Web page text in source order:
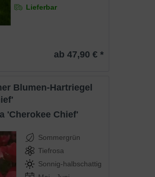
Lieferbar
ab 47,90 € *
'Cherokee Chief'
Sommergrün
Tiefrosa
Sonnig-halbschattig